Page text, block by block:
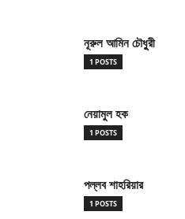
নূরুল আমিন চৌধুুরী
1 POSTS
নেয়ামুল হক
1 POSTS
পল্লব শাহরিয়ার
1 POSTS